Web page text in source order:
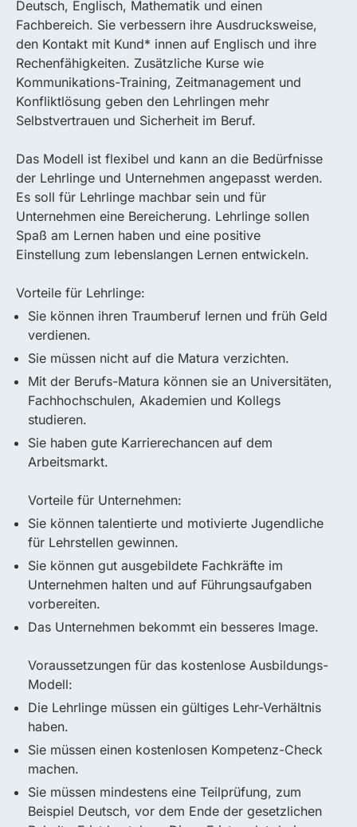
Deutsch, Englisch, Mathematik und einen
Fachbereich. Sie verbessern ihre Ausdrucksweise,
den Kontakt mit Kund* innen auf Englisch und ihre
Rechenfähigkeiten. Zusätzliche Kurse wie
Kommunikations-Training, Zeitmanagement und
Konfliktlösung geben den Lehrlingen mehr
Selbstvertrauen und Sicherheit im Beruf.
Das Modell ist flexibel und kann an die Bedürfnisse
der Lehrlinge und Unternehmen angepasst werden.
Es soll für Lehrlinge machbar sein und für
Unternehmen eine Bereicherung. Lehrlinge sollen
Spaß am Lernen haben und eine positive
Einstellung zum lebenslangen Lernen entwickeln.
Vorteile für Lehrlinge:
Sie können ihren Traumberuf lernen und früh Geld
verdienen.
Sie müssen nicht auf die Matura verzichten.
Mit der Berufs-Matura können sie an Universitäten,
Fachhochschulen, Akademien und Kollegs
studieren.
Sie haben gute Karrierechancen auf dem
Arbeitsmarkt.
Vorteile für Unternehmen:
Sie können talentierte und motivierte Jugendliche
für Lehrstellen gewinnen.
Sie können gut ausgebildete Fachkräfte im
Unternehmen halten und auf Führungsaufgaben
vorbereiten.
Das Unternehmen bekommt ein besseres Image.
Voraussetzungen für das kostenlose Ausbildungs-
Modell:
Die Lehrlinge müssen ein gültiges Lehr-Verhältnis
haben.
Sie müssen einen kostenlosen Kompetenz-Check
machen.
Sie müssen mindestens eine Teilprüfung, zum
Beispiel Deutsch, vor dem Ende der gesetzlichen